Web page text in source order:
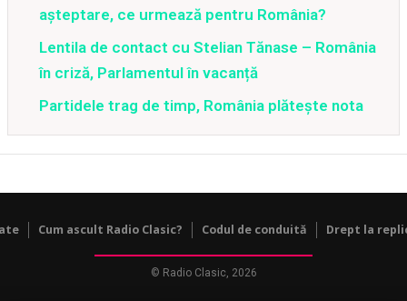
așteptare, ce urmează pentru România?
Lentila de contact cu Stelian Tănase – România
în criză, Parlamentul în vacanță
Partidele trag de timp, România plătește nota
Cum ascult Radio Clasic? Codul de conduită Drept la
© Radio Clasic, 2026